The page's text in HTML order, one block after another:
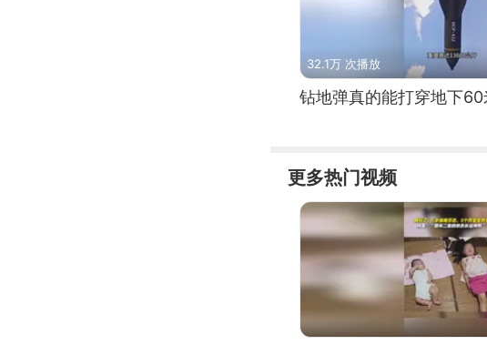
32.1万 次播放
钻地弹真的能打穿地下
更多热门视频